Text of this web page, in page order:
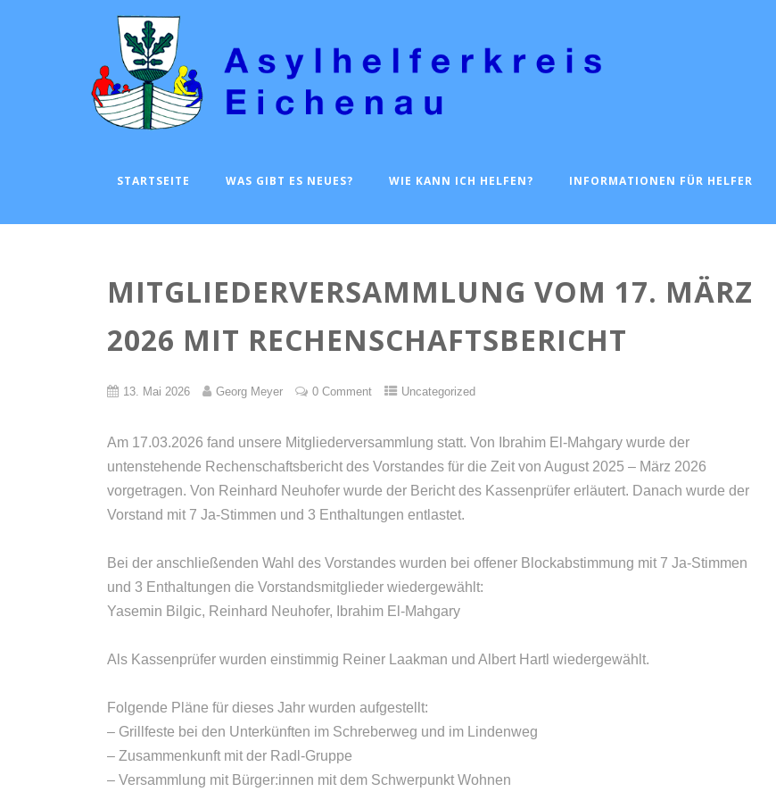
STARTSEITE WAS GIBT ES NEUES? WIE KANN ICH HELFEN? INFORMATIONEN FÜR HELFER
MITGLIEDERVERSAMMLUNG VOM 17. MÄRZ
2026 MIT RECHENSCHAFTSBERICHT
13. Mai 2026 Georg Meyer 0 Comment Uncategorized
Am 17.03.2026 fand unsere Mitgliederversammlung statt. Von Ibrahim El-Mahgary wurde der
untenstehende Rechenschaftsbericht des Vorstandes für die Zeit von August 2025 – März 2026
vorgetragen. Von Reinhard Neuhofer wurde der Bericht des Kassenprüfer erläutert. Danach wurde der
Vorstand mit 7 Ja-Stimmen und 3 Enthaltungen entlastet.
Bei der anschließenden Wahl des Vorstandes wurden bei offener Blockabstimmung mit 7 Ja-Stimmen
und 3 Enthaltungen die Vorstandsmitglieder wiedergewählt:
Yasemin Bilgic, Reinhard Neuhofer, Ibrahim El-Mahgary
Als Kassenprüfer wurden einstimmig Reiner Laakman und Albert Hartl wiedergewählt.
Folgende Pläne für dieses Jahr wurden aufgestellt:
– Grillfeste bei den Unterkünften im Schreberweg und im Lindenweg
– Zusammenkunft mit der Radl-Gruppe
– Versammlung mit Bürger:innen mit dem Schwerpunkt Wohnen